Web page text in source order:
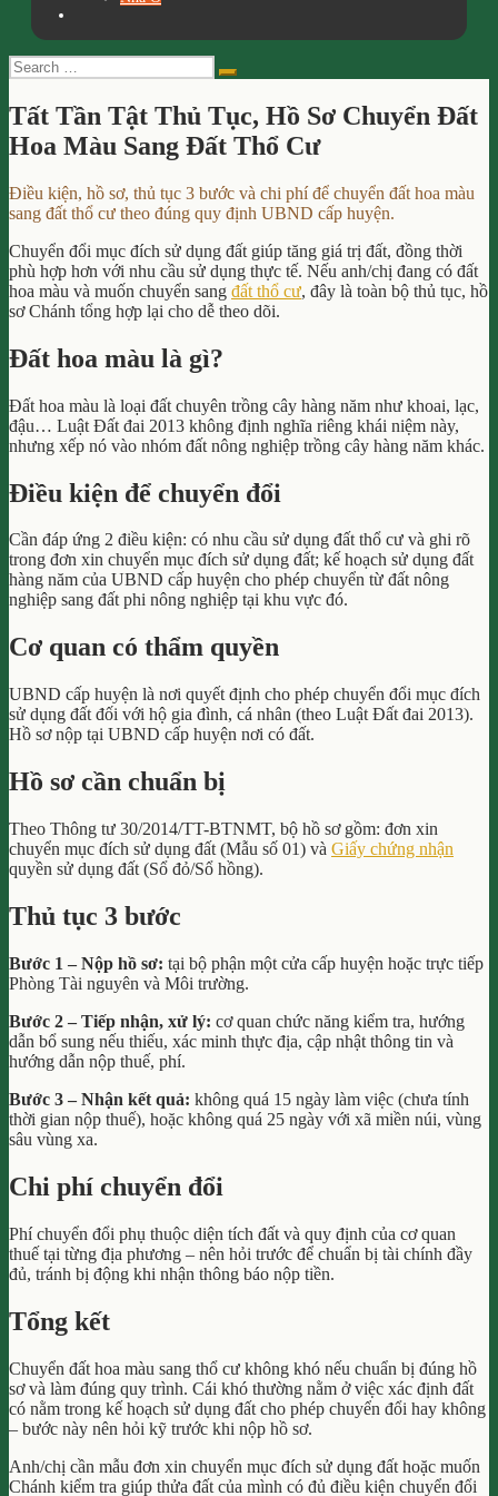
Search
for:
Search
Tất Tần Tật Thủ Tục, Hồ Sơ Chuyển Đất
Hoa Màu Sang Đất Thổ Cư
Điều kiện, hồ sơ, thủ tục 3 bước và chi phí để chuyển đất hoa màu
sang đất thổ cư theo đúng quy định UBND cấp huyện.
Chuyển đổi mục đích sử dụng đất giúp tăng giá trị đất, đồng thời
phù hợp hơn với nhu cầu sử dụng thực tế. Nếu anh/chị đang có đất
hoa màu và muốn chuyển sang đất thổ cư, đây là toàn bộ thủ tục, hồ
sơ Chánh tổng hợp lại cho dễ theo dõi.
Đất hoa màu là gì?
Đất hoa màu là loại đất chuyên trồng cây hàng năm như khoai, lạc,
đậu… Luật Đất đai 2013 không định nghĩa riêng khái niệm này,
nhưng xếp nó vào nhóm đất nông nghiệp trồng cây hàng năm khác.
Điều kiện để chuyển đổi
Cần đáp ứng 2 điều kiện: có nhu cầu sử dụng đất thổ cư và ghi rõ
trong đơn xin chuyển mục đích sử dụng đất; kế hoạch sử dụng đất
hàng năm của UBND cấp huyện cho phép chuyển từ đất nông
nghiệp sang đất phi nông nghiệp tại khu vực đó.
Cơ quan có thẩm quyền
UBND cấp huyện là nơi quyết định cho phép chuyển đổi mục đích
sử dụng đất đối với hộ gia đình, cá nhân (theo Luật Đất đai 2013).
Hồ sơ nộp tại UBND cấp huyện nơi có đất.
Hồ sơ cần chuẩn bị
Theo Thông tư 30/2014/TT-BTNMT, bộ hồ sơ gồm: đơn xin
chuyển mục đích sử dụng đất (Mẫu số 01) và Giấy chứng nhận
quyền sử dụng đất (Sổ đỏ/Sổ hồng).
Thủ tục 3 bước
Bước 1 – Nộp hồ sơ: tại bộ phận một cửa cấp huyện hoặc trực tiếp
Phòng Tài nguyên và Môi trường.
Bước 2 – Tiếp nhận, xử lý: cơ quan chức năng kiểm tra, hướng
dẫn bổ sung nếu thiếu, xác minh thực địa, cập nhật thông tin và
hướng dẫn nộp thuế, phí.
Bước 3 – Nhận kết quả: không quá 15 ngày làm việc (chưa tính
thời gian nộp thuế), hoặc không quá 25 ngày với xã miền núi, vùng
sâu vùng xa.
Chi phí chuyển đổi
Phí chuyển đổi phụ thuộc diện tích đất và quy định của cơ quan
thuế tại từng địa phương – nên hỏi trước để chuẩn bị tài chính đầy
đủ, tránh bị động khi nhận thông báo nộp tiền.
Tổng kết
Chuyển đất hoa màu sang thổ cư không khó nếu chuẩn bị đúng hồ
sơ và làm đúng quy trình. Cái khó thường nằm ở việc xác định đất
có nằm trong kế hoạch sử dụng đất cho phép chuyển đổi hay không
– bước này nên hỏi kỹ trước khi nộp hồ sơ.
Anh/chị cần mẫu đơn xin chuyển mục đích sử dụng đất hoặc muốn
Chánh kiểm tra giúp thửa đất của mình có đủ điều kiện chuyển đổi